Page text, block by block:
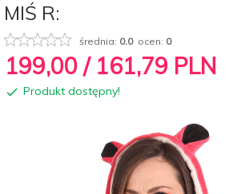
MIŚ R:
średnia: 0.0ocen: 0
199,00 / 161,79 PLN
Produkt dostępny!